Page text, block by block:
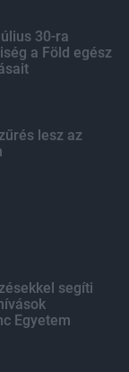
30-ra
a Föld egész
lesz az
segíti
Egyetem